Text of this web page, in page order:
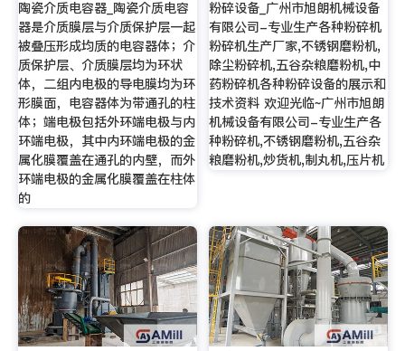
陶瓷介质电容器_陶瓷介质电容
器是介质膜层与介质保护层一起
被叠压形成均质的电容器体；介
质保护层、介质膜层均为环状
体，二组内电极的导电膜均为环
形膜面，电容器体为带通孔的柱
体；端电极包括外环端电极与内
环端电极，其中内环端电极的金
属化膜覆盖在通孔的内壁，而外
环端电极的金属化膜覆盖在柱体
的
粉碎设备_广州市旭朗机械设备
有限公司-专业生产各种粉碎机
粉碎机生产厂家,不锈钢磨粉机,
除尘粉碎机,五谷杂粮磨粉机,中
药粉碎机各种粉碎设备的展示和
技术资料 欢迎光临~广州市旭朗
机械设备有限公司-专业生产各
种粉碎机,不锈钢磨粉机,五谷杂
粮磨粉机,炒货机,制丸机,压片机